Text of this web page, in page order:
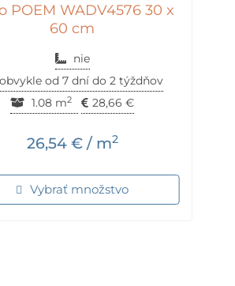
POEM WADV4576 30 x
60 cm
nie
obvykle od 7 dní do 2 týždňov
1.08 m2 28,66 €
26,54 €/ m2
Vybrať množstvo